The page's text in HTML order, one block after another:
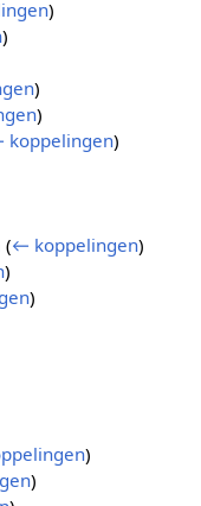
)
)
)
)
koppelingen)
(← koppelingen)
)
)
)
)